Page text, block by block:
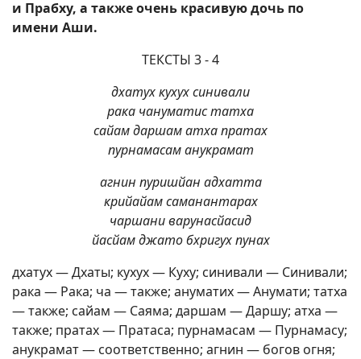
и Прабху, а также очень красивую дочь по
имени Аши.
ТЕКСТЫ 3 - 4
дхатух кухух синивали
рака чануматис татха
сайам даршам атха пратах
пурнамасам анукрамат
агнин пуришйан адхатта
крийайам саманантарах
чаршани варунасйасид
йасйам джато бхригух пунах
дхатух — Дхаты; кухух — Куху; синивали — Синивали;
рака — Рака; ча — также; ануматих — Анумати; татха
— также; сайам — Саяма; даршам — Даршу; атха —
также; пратах — Пратаса; пурнамасам — Пурнамасу;
анукрамат — соответственно; агнин — богов огня;